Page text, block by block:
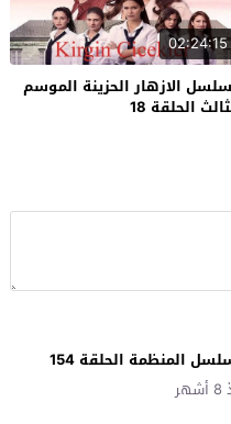
02:24:15
الازهار الحزينة الموسم
الحلقة 18
المنظمة الحلقة 154